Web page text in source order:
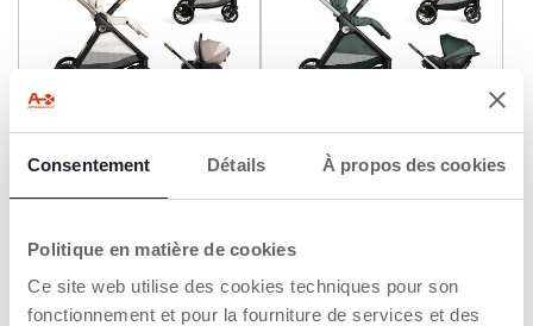
Consentement Détails À propos des cookies
Politique en matière de cookies
Ce site web utilise des cookies techniques pour son
fonctionnement et pour la fourniture de services et des
Trio Bellagio - First-Seat
Recline i-Size
Prix précédent : -7%
AJOUTER
Trio Bellagio 2 - Kory Plus i-
Size
AJOUTER